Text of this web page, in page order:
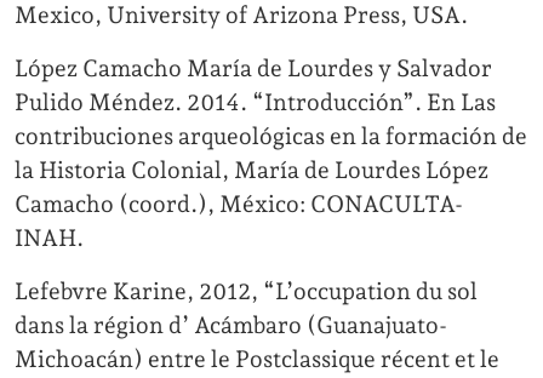
Mexico, University of Arizona Press, USA.
López Camacho María de Lourdes y Salvador
Pulido Méndez. 2014. “Introducción”. En Las
contribuciones arqueológicas en la formación de
la Historia Colonial, María de Lourdes López
Camacho (coord.), México: CONACULTA-
INAH.
Lefebvre Karine, 2012, “L’occupation du sol
dans la région d’ Acámbaro (Guanajuato-
Michoacán) entre le Postclassique récent et le